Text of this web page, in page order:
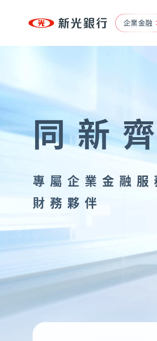
企業金融
財富管理/信託/保險
企業永續
台新新光集團
企業融資
貿易服務
法人信託
國際金融OBU
同新
專屬企業金融
財務夥伴